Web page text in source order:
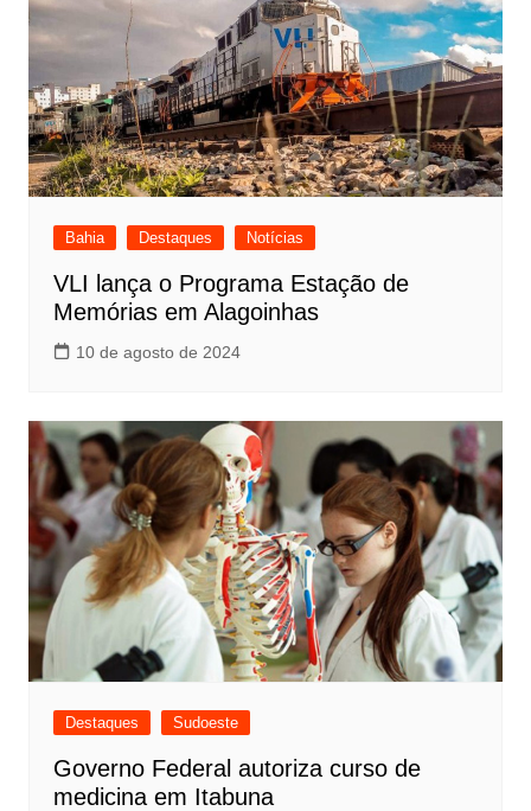
Bahia Destaques Notícias
VLI lança o Programa Estação de
Memórias em Alagoinhas
10 de agosto de 2024
Destaques Sudoeste
Governo Federal autoriza curso de
medicina em Itabuna